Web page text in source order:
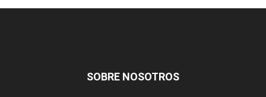
SOBRE NOSOTROS